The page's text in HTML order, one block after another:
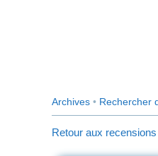
Archives • Rechercher
Retour aux